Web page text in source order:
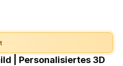
| Personalisiertes 3D